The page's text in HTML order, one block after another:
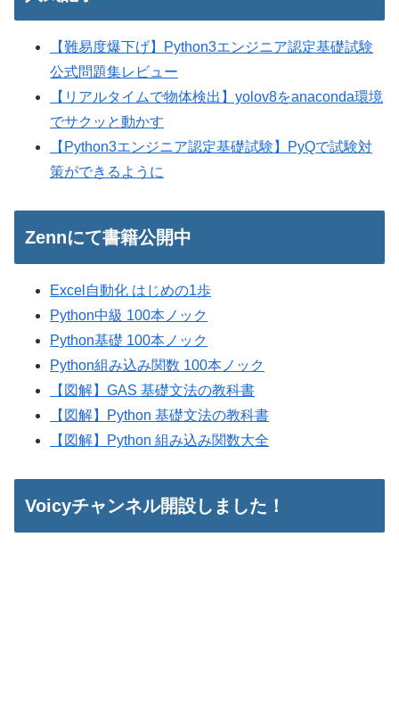
【難易度爆下げ】Python3エンジニア認定基礎試験
公式問題集レビュー
【リアルタイムで物体検出】yolov8をanaconda環境
でサクッと動かす
【Python3エンジニア認定基礎試験】PyQで試験対
策ができるように
Zennにて書籍公開中
Excel自動化 はじめの1歩
Python中級 100本ノック
Python基礎 100本ノック
Python組み込み関数 100本ノック
【図解】GAS 基礎文法の教科書
【図解】Python 基礎文法の教科書
【図解】Python 組み込み関数大全
Voicyチャンネル開設しました！